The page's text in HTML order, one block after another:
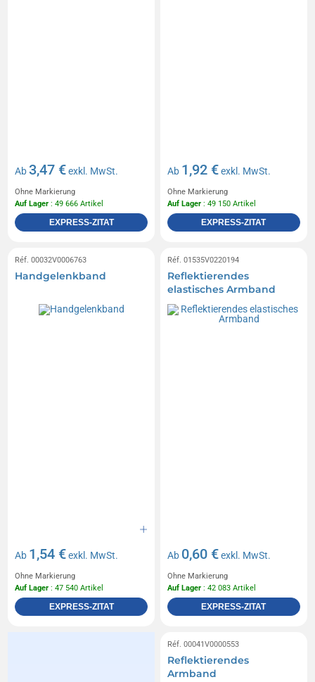
Ab3,47 €exkl. MwSt.
Ohne Markierung
Auf Lager : 49 666 Artikel
EXPRESS-ZITAT
Ab 1,92 €exkl. MwSt.
Ohne Markierung
Auf Lager : 49 150 Artikel
EXPRESS-ZITAT
Réf. 00032V0006763
Handgelenkband
Ab 1,54 €exkl. MwSt.
Ohne Markierung
Auf Lager : 47 540 Artikel
EXPRESS-ZITAT
Réf. 01535V0220194
Reflektierendes
elastisches Armband
Ab 0,60 €exkl. MwSt.
Ohne Markierung
Auf Lager : 42 083 Artikel
EXPRESS-ZITAT
Réf. 00041V0000553
Reflektierendes
Armband